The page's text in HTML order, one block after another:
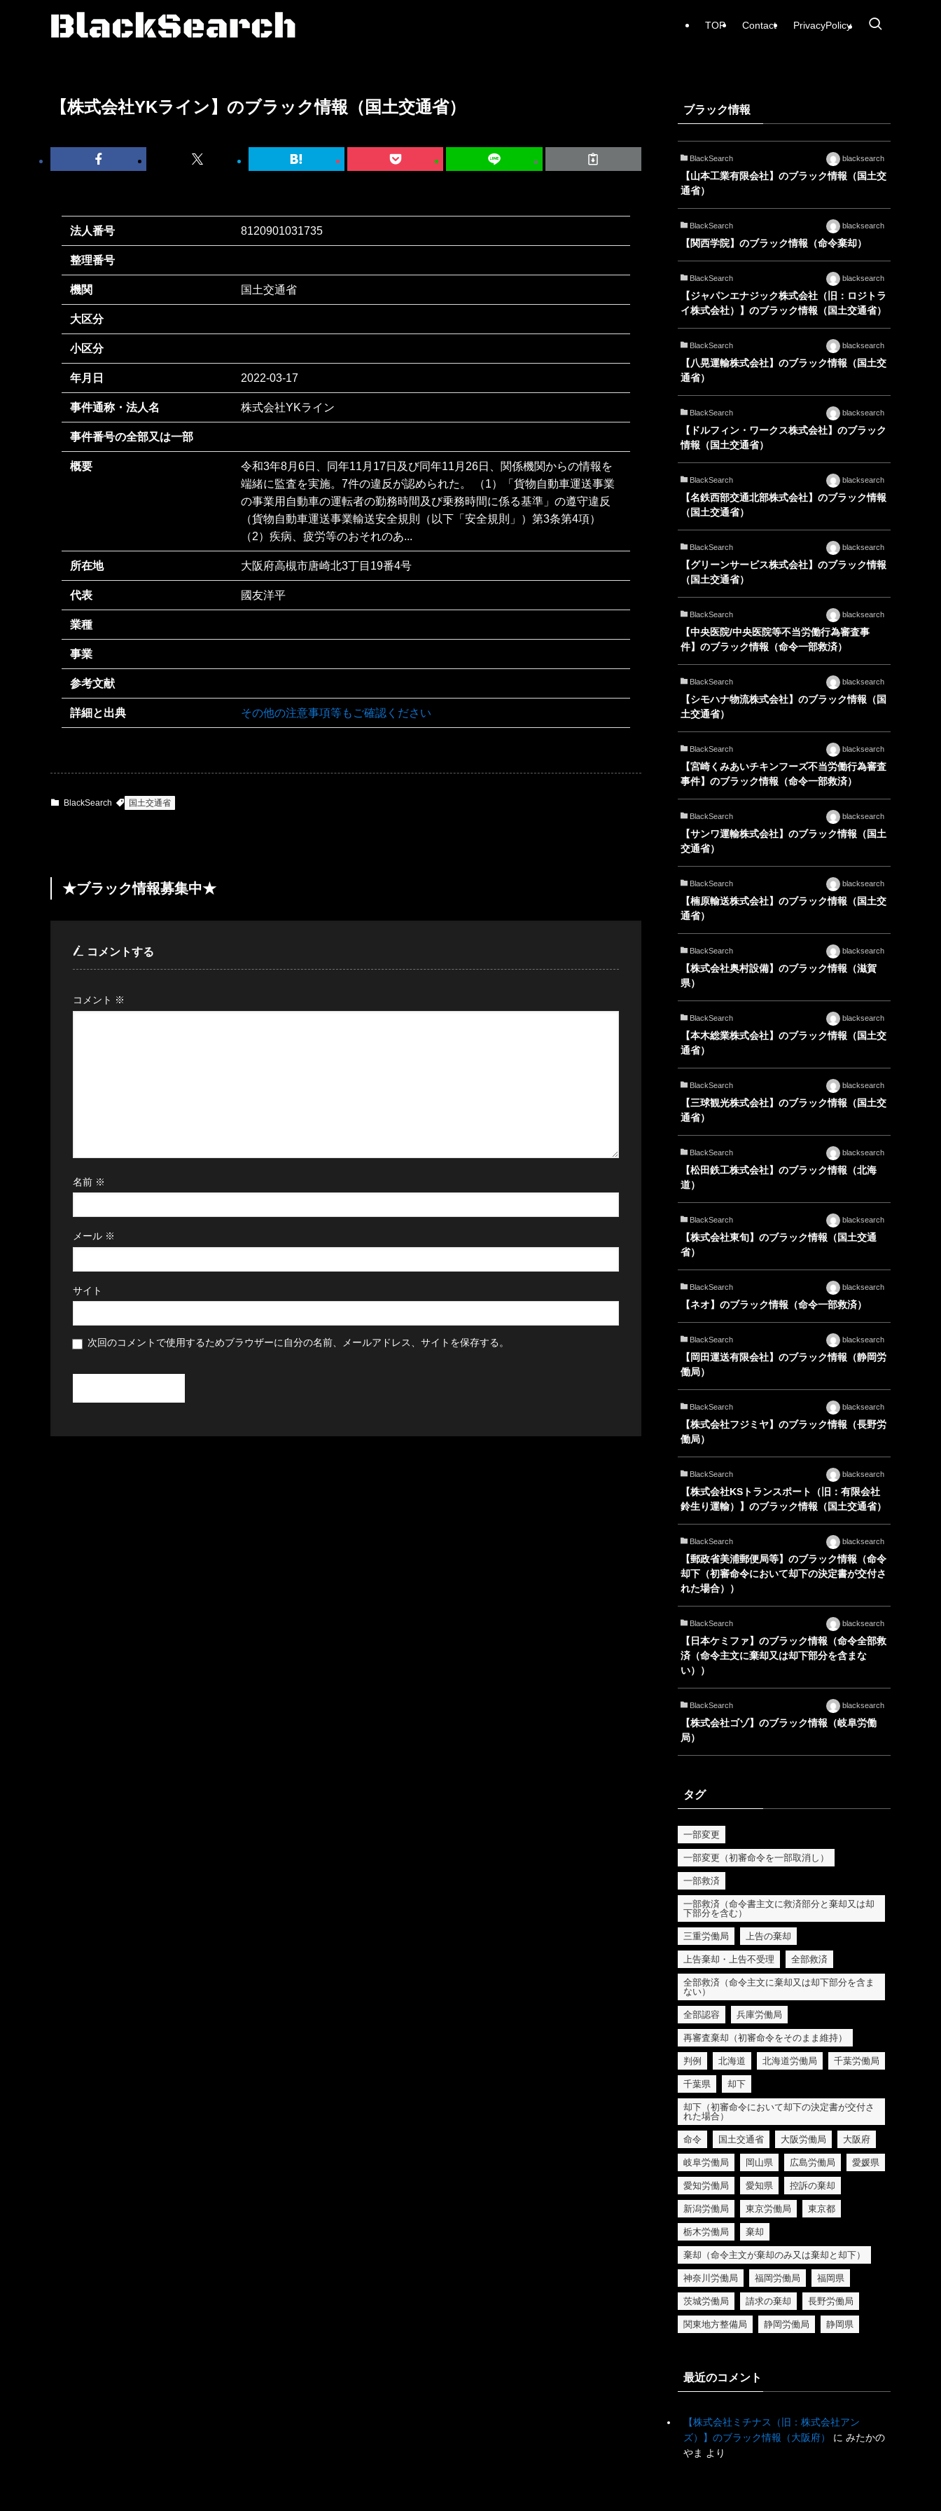
TOP Contact PrivacyPolicy
【株式会社YKライン】のブラック情報（国土交通省）
法人番号 8120901031735
整理番号
機関 国土交通省
大区分
小区分
年月日 2022-03-17
事件通称・法人名 株式会社YKライン
事件番号の全部又は一部
概要
令和3年8月6日、同年11月17日及び同年11月26日、関係機関からの情報を
端緒に監査を実施。7件の違反が認められた。 （1）「貨物自動車運送事業
の事業用自動車の運転者の勤務時間及び乗務時間に係る基準」の遵守違反
（貨物自動車運送事業輸送安全規則（以下「安全規則」）第3条第4項）
（2）疾病、疲労等のおそれのあ...
所在地 大阪府高槻市唐崎北3丁目19番4号
代表 國友洋平
業種
事業
参考文献
詳細と出典 その他の注意事項等もご確認ください
BlackSearch 国土交通省
★ブラック情報募集中★
コメントする
コメント ※
名前 ※
メール ※
サイト
次回のコメントで使用するためブラウザーに自分の名前、メールアドレス、サイトを保存する。
ブラック情報
BlackSearch blacksearch
【山本工業有限会社】のブラック情報（国土交
通省）
BlackSearch blacksearch
【関西学院】のブラック情報（命令棄却）
BlackSearch blacksearch
【ジャパンエナジック株式会社（旧：ロジトラ
イ株式会社）】のブラック情報（国土交通省）
BlackSearch blacksearch
【八晃運輸株式会社】のブラック情報（国土交
通省）
BlackSearch blacksearch
【ドルフィン・ワークス株式会社】のブラック
情報（国土交通省）
BlackSearch blacksearch
【名鉄西部交通北部株式会社】のブラック情報
（国土交通省）
BlackSearch blacksearch
【グリーンサービス株式会社】のブラック情報
（国土交通省）
BlackSearch blacksearch
【中央医院/中央医院等不当労働行為審査事
件】のブラック情報（命令一部救済）
BlackSearch blacksearch
【シモハナ物流株式会社】のブラック情報（国
土交通省）
BlackSearch blacksearch
【宮崎くみあいチキンフーズ不当労働行為審査
事件】のブラック情報（命令一部救済）
BlackSearch blacksearch
【サンワ運輸株式会社】のブラック情報（国土
交通省）
BlackSearch blacksearch
【楠原輸送株式会社】のブラック情報（国土交
通省）
BlackSearch blacksearch
【株式会社奥村設備】のブラック情報（滋賀
県）
BlackSearch blacksearch
【本木総業株式会社】のブラック情報（国土交
通省）
BlackSearch blacksearch
【三球観光株式会社】のブラック情報（国土交
通省）
BlackSearch blacksearch
【松田鉄工株式会社】のブラック情報（北海
道）
BlackSearch blacksearch
【株式会社東旬】のブラック情報（国土交通
省）
BlackSearch blacksearch
【ネオ】のブラック情報（命令一部救済）
BlackSearch blacksearch
【岡田運送有限会社】のブラック情報（静岡労
働局）
BlackSearch blacksearch
【株式会社フジミヤ】のブラック情報（長野労
働局）
BlackSearch blacksearch
【株式会社KSトランスポート（旧：有限会社
鈴生り運輸）】のブラック情報（国土交通省）
BlackSearch blacksearch
【郵政省美浦郵便局等】のブラック情報（命令
却下（初審命令において却下の決定書が交付さ
れた場合））
BlackSearch blacksearch
【日本ケミファ】のブラック情報（命令全部救
済（命令主文に棄却又は却下部分を含まな
い））
BlackSearch blacksearch
【株式会社ゴゾ】のブラック情報（岐阜労働
局）
タグ
一部変更
一部変更（初審命令を一部取消し）
一部救済
一部救済（命令書主文に救済部分と棄却又は却
下部分を含む）
三重労働局 上告の棄却
上告棄却・上告不受理 全部救済
全部救済（命令主文に棄却又は却下部分を含ま
ない）
全部認容 兵庫労働局
再審査棄却（初審命令をそのまま維持）
判例 北海道 北海道労働局 千葉労働局
千葉県 却下
却下（初審命令において却下の決定書が交付さ
れた場合）
命令 国土交通省 大阪労働局 大阪府
岐阜労働局 岡山県 広島労働局 愛媛県
愛知労働局 愛知県 控訴の棄却
新潟労働局 東京労働局 東京都
栃木労働局 棄却
棄却（命令主文が棄却のみ又は棄却と却下）
神奈川労働局 福岡労働局 福岡県
茨城労働局 請求の棄却 長野労働局
関東地方整備局 静岡労働局 静岡県
最近のコメント
【株式会社ミチナス（旧：株式会社アン
ズ）】のブラック情報（大阪府）
に みたかの
やま より